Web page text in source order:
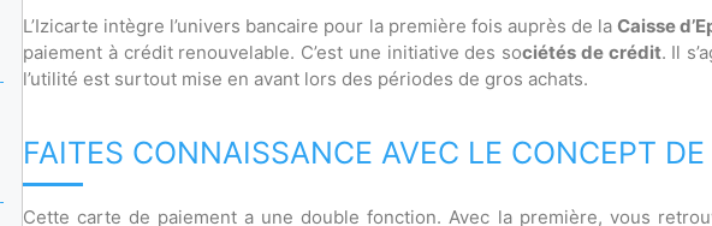
L’Izicarte intègre l’univers bancaire pour la première fois auprès de laCaisse
paiement à crédit renouvelable. C’est une initiative des sociétés de crédit. Il
l’utilité est surtout mise en avant lors des périodes de gros achats.
FAITES CONNAISSANCE AVEC LE CONCEPT DE
Cette carte de paiement a une double fonction. Avec la première, vous